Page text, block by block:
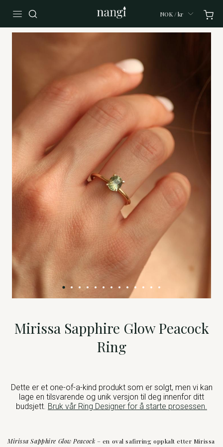
NOK / kr
Mirissa Sapphire Glow Peacock
Ring
Dette er et one-of-a-kind produkt som er solgt, men vi kan
lage en tilsvarende og unik versjon til deg innenfor ditt
budsjett. Bruk vår Ring Designer for å starte prosessen.
Mirissa Sapphire Glow Peacock – en oval safirring oppkalt etter Mirissa